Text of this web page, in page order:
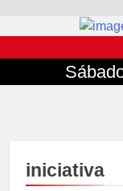
iniciativa